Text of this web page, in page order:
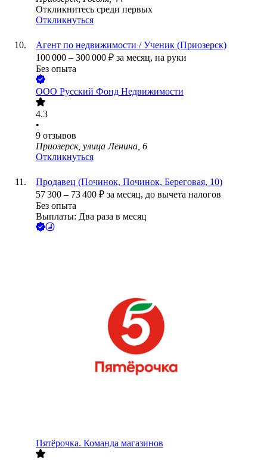
Откликнитесь среди первых
Откликнуться
Агент по недвижимости / Ученик (Приозерск)
100 000 – 300 000 ₽ за месяц, на руки
Без опыта
ООО Русский Фонд Недвижимости
4.3
•
9 отзывов
Приозерск, улица Ленина, 6
Откликнуться
Продавец (Починок, Починок, Береговая, 10)
57 300 – 73 400 ₽ за месяц, до вычета налогов
Без опыта
Выплаты: Два раза в месяц
Пятёрочка. Команда магазинов